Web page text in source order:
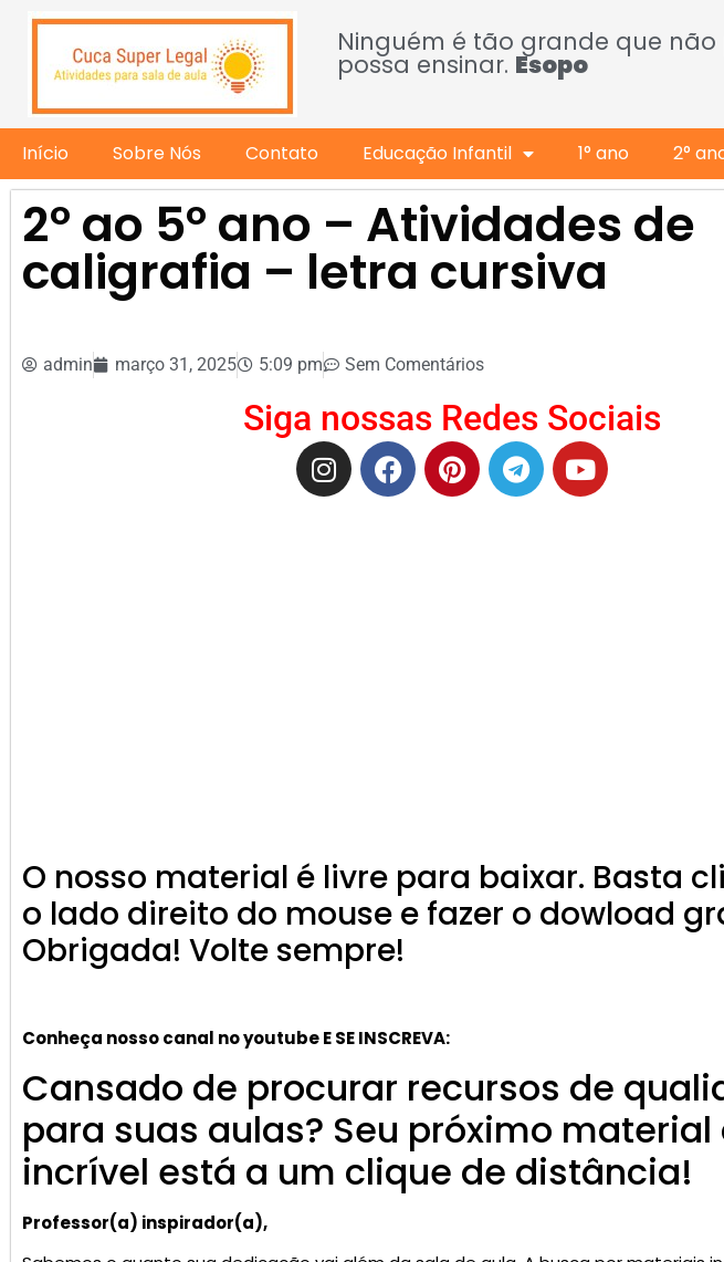
Ninguém é tão grande que
possa ensinar. Esopo
Início Sobre Nós Contato Educação Infantil 1° ano 2°
2º ao 5º ano – Atividades de
caligrafia – letra cursiva
admin março 31, 2025 5:09 pm Sem Comentários
Siga nossas Redes Sociais
O nosso material é livre para baixar. Basta
o lado direito do mouse e fazer o dowload
Obrigada! Volte sempre!
Conheça nosso canal no youtube E SE INSCREVA:
Cansado de procurar recursos de
para suas aulas? Seu próximo
incrível está a um clique de distância!
Professor(a) inspirador(a),